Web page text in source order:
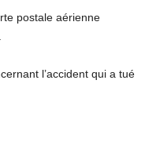
postale aérienne
l’accident qui a tué